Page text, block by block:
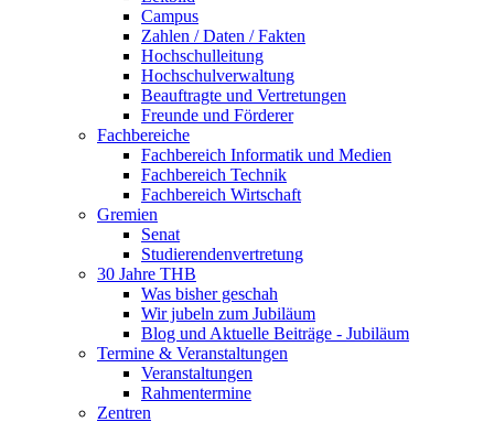
Campus
Zahlen / Daten / Fakten
Hochschulleitung
Hochschulverwaltung
Beauftragte und Vertretungen
Freunde und Förderer
Fachbereiche
Fachbereich Informatik und Medien
Fachbereich Technik
Fachbereich Wirtschaft
Gremien
Senat
Studierendenvertretung
30 Jahre THB
Was bisher geschah
Wir jubeln zum Jubiläum
Blog und Aktuelle Beiträge - Jubiläum
Termine & Veranstaltungen
Veranstaltungen
Rahmentermine
Zentren